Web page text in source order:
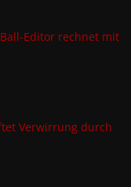
Editor rechnet mit
Verwirrung durch